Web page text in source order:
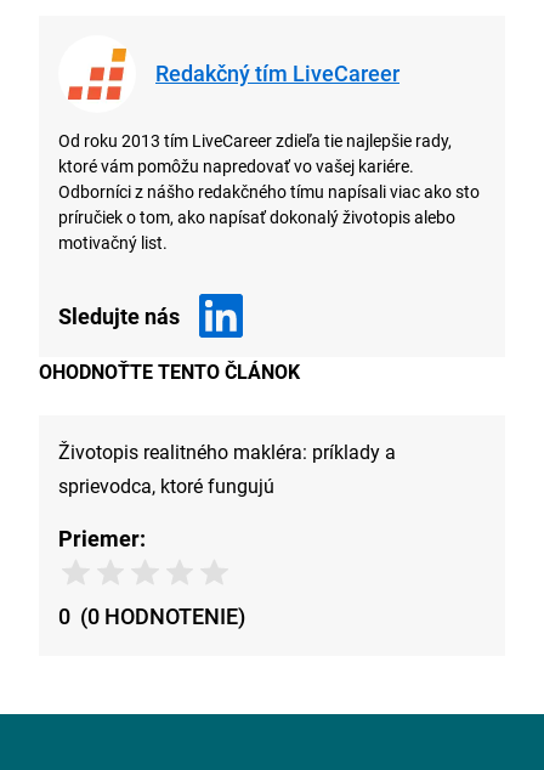
Redakčný tím LiveCareer
Od roku 2013 tím LiveCareer zdieľa tie najlepšie rady,
ktoré vám pomôžu napredovať vo vašej kariére.
Odborníci z nášho redakčného tímu napísali viac ako sto
príručiek o tom, ako napísať dokonalý životopis alebo
motivačný list.
Sledujte nás
OHODNOŤTE TENTO ČLÁNOK
Životopis realitného makléra: príklady a
sprievodca, ktoré fungujú
Priemer:
0 (0 HODNOTENIE)